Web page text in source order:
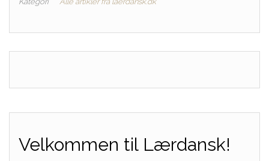
Velkommen til Lærdansk!